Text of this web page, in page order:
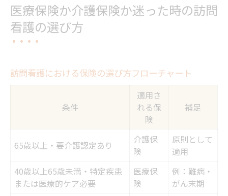
医療保険か介護保険か迷った時の訪問
看護の選び方
訪問看護における保険の選び方フローチャート
条件
適用さ
れる保
険
補足
65歳以上・要介護認定あり
介護保
険
原則として
適用
40歳以上65歳未満・特定疾患
または医療的ケア必要
医療保
険
例：難病・
がん末期